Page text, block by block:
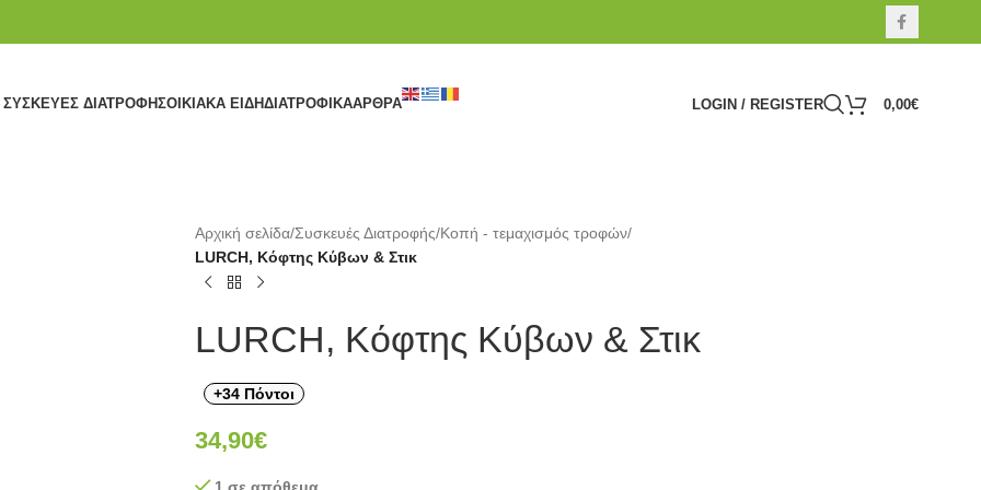
ΣΥΣΚΕΥΈΣ ΔΙΑΤΡΟΦΉΣΟΙΚΙΑΚΆ ΕΊΔΗΔΙΑΤΡΟΦΙΚΆΆΡΘΡΑ LOGIN / REGISTER 0,00€
Αρχική σελίδα/Συσκευές Διατροφής/Κοπή - τεμαχισμός τροφών/
LURCH, Κόφτης Κύβων & Στικ
LURCH, Κόφτης Κύβων & Στικ
+34 Πόντοι
34,90€